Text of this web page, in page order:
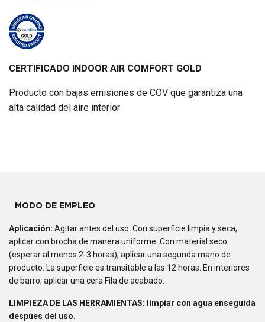
CERTIFICADO INDOOR AIR COMFORT GOLD
Producto con bajas emisiones de COV que garantiza una
alta calidad del aire interior
MODO DE EMPLEO
Aplicación: Agitar antes del uso. Con superficie limpia y seca,
aplicar con brocha de manera uniforme. Con material seco
(esperar al menos 2-3 horas), aplicar una segunda mano de
producto. La superficie es transitable a las 12 horas. En interiores
de barro, aplicar una cera Fila de acabado.
LIMPIEZA DE LAS HERRAMIENTAS: limpiar con agua enseguida
despúes del uso.